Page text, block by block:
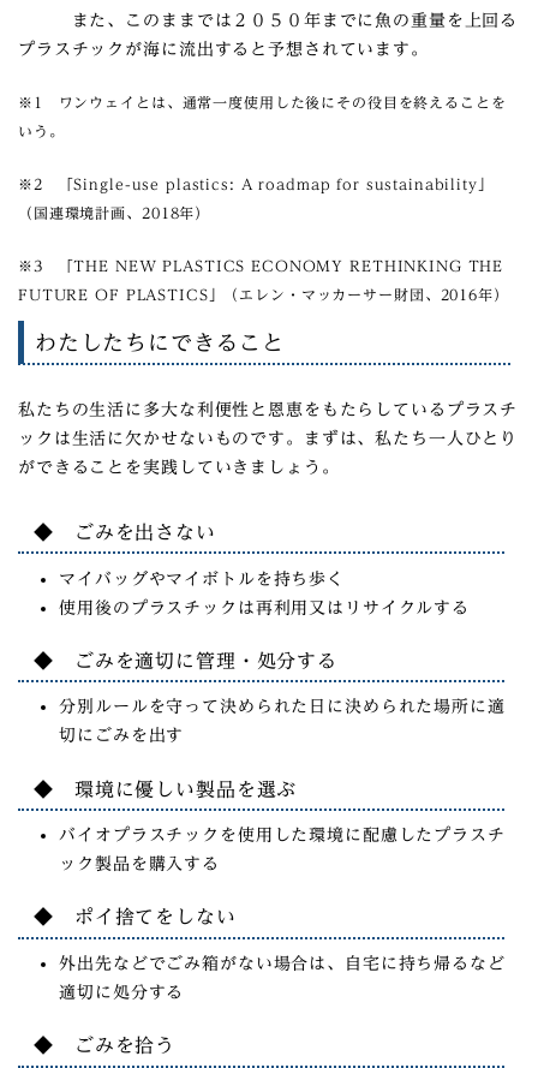
また、このままでは２０５０年までに魚の重量を上回る
プラスチックが海に流出すると予想されています。
※1 ワンウェイとは、通常一度使用した後にその役目を終えることを
いう。
※2 「Single-use plastics: A roadmap for sustainability」
（国連環境計画、2018年）
※3 「THE NEW PLASTICS ECONOMY RETHINKING THE
FUTURE OF PLASTICS」（エレン・マッカーサー財団、2016年）
わたしたちにできること
私たちの生活に多大な利便性と恩恵をもたらしているプラスチ
ックは生活に欠かせないものです。まずは、私たち一人ひとり
ができることを実践していきましょう。
◆ ごみを出さない
マイバッグやマイボトルを持ち歩く
使用後のプラスチックは再利用又はリサイクルする
◆ ごみを適切に管理・処分する
分別ルールを守って決められた日に決められた場所に適
切にごみを出す
◆ 環境に優しい製品を選ぶ
バイオプラスチックを使用した環境に配慮したプラスチ
ック製品を購入する
◆ ポイ捨てをしない
外出先などでごみ箱がない場合は、自宅に持ち帰るなど
適切に処分する
◆ ごみを拾う